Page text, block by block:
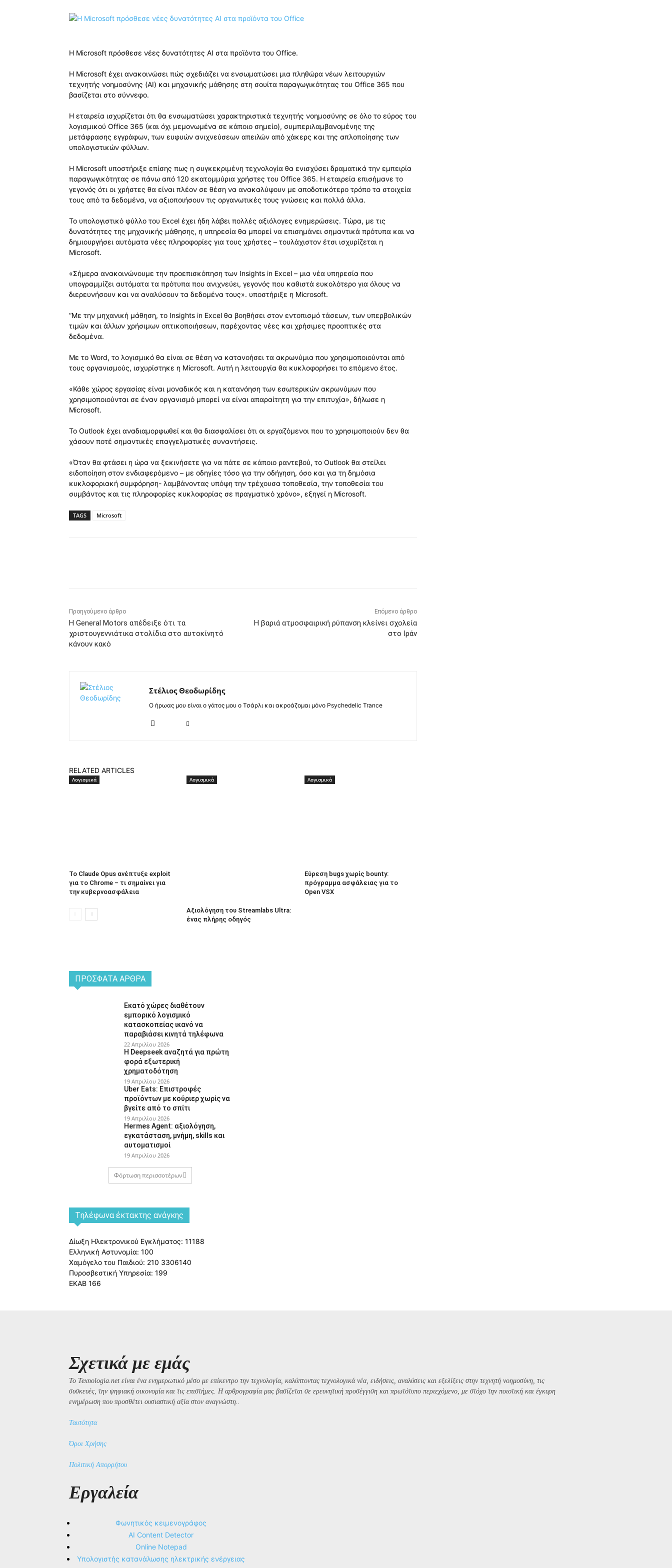
Η Microsoft πρόσθεσε νέες δυνατότητες AI στα προϊόντα του Office.
Η Microsoft έχει ανακοινώσει πώς σχεδιάζει να ενσωματώσει μια πληθώρα νέων λειτουργιών
τεχνητής νοημοσύνης (AI) και μηχανικής μάθησης στη σουίτα παραγωγικότητας του Office 365 που
βασίζεται στο σύννεφο.
Η εταιρεία ισχυρίζεται ότι θα ενσωματώσει χαρακτηριστικά τεχνητής νοημοσύνης σε όλο το εύρος του
λογισμικού Office 365 (και όχι μεμονωμένα σε κάποιο σημείο), συμπεριλαμβανομένης της
μετάφρασης εγγράφων, των ευφυών ανιχνεύσεων απειλών από χάκερς και της απλοποίησης των
υπολογιστικών φύλλων.
Η Microsoft υποστήριξε επίσης πως η συγκεκριμένη τεχνολογία θα ενισχύσει δραματικά την εμπειρία
παραγωγικότητας σε πάνω από 120 εκατομμύρια χρήστες του Office 365. Η εταιρεία επισήμανε το
γεγονός ότι οι χρήστες θα είναι πλέον σε θέση να ανακαλύψουν με αποδοτικότερο τρόπο τα στοιχεία
τους από τα δεδομένα, να αξιοποιήσουν τις οργανωτικές τους γνώσεις και πολλά άλλα.
Το υπολογιστικό φύλλο του Excel έχει ήδη λάβει πολλές αξιόλογες ενημερώσεις. Τώρα, με τις
δυνατότητες της μηχανικής μάθησης, η υπηρεσία θα μπορεί να επισημάνει σημαντικά πρότυπα και να
δημιουργήσει αυτόματα νέες πληροφορίες για τους χρήστες – τουλάχιστον έτσι ισχυρίζεται η
Microsoft.
«Σήμερα ανακοινώνουμε την προεπισκόπηση των Insights in Excel – μια νέα υπηρεσία που
υπογραμμίζει αυτόματα τα πρότυπα που ανιχνεύει, γεγονός που καθιστά ευκολότερο για όλους να
διερευνήσουν και να αναλύσουν τα δεδομένα τους». υποστήριξε η Microsoft.
“Με την μηχανική μάθηση, το Insights in Excel θα βοηθήσει στον εντοπισμό τάσεων, των υπερβολικών
τιμών και άλλων χρήσιμων οπτικοποιήσεων, παρέχοντας νέες και χρήσιμες προοπτικές στα
δεδομένα.
Με το Word, το λογισμικό θα είναι σε θέση να κατανοήσει τα ακρωνύμια που χρησιμοποιούνται από
τους οργανισμούς, ισχυρίστηκε η Microsoft. Αυτή η λειτουργία θα κυκλοφορήσει το επόμενο έτος.
«Κάθε χώρος εργασίας είναι μοναδικός και η κατανόηση των εσωτερικών ακρωνύμων που
χρησιμοποιούνται σε έναν οργανισμό μπορεί να είναι απαραίτητη για την επιτυχία», δήλωσε η
Microsoft.
Το Outlook έχει αναδιαμορφωθεί και θα διασφαλίσει ότι οι εργαζόμενοι που το χρησιμοποιούν δεν θα
χάσουν ποτέ σημαντικές επαγγελματικές συναντήσεις.
«Όταν θα φτάσει η ώρα να ξεκινήσετε για να πάτε σε κάποιο ραντεβού, το Outlook θα στείλει
ειδοποίηση στον ενδιαφερόμενο – με οδηγίες τόσο για την οδήγηση, όσο και για τη δημόσια
κυκλοφοριακή συμφόρηση- λαμβάνοντας υπόψη την τρέχουσα τοποθεσία, την τοποθεσία του
συμβάντος και τις πληροφορίες κυκλοφορίας σε πραγματικό χρόνο», εξηγεί η Microsoft.
TAGS Microsoft
Προηγούμενο άρθρο
Η General Motors απέδειξε ότι τα
χριστουγεννιάτικα στολίδια στο αυτοκίνητό
κάνουν κακό
Επόμενο άρθρο
Η βαριά ατμοσφαιρική ρύπανση κλείνει σχολεία
στο Ιράν
Στέλιος Θεοδωρίδης
Ο ήρωας μου είναι ο γάτος μου ο Τσάρλι και ακροάζομαι μόνο Psychedelic Trance
RELATED ARTICLES
Λογισμικά
Το Claude Opus ανέπτυξε exploit
για το Chrome – τι σημαίνει για
την κυβερνοασφάλεια
Λογισμικά
Αξιολόγηση του Streamlabs Ultra:
ένας πλήρης οδηγός
Λογισμικά
Εύρεση bugs χωρίς bounty:
πρόγραμμα ασφάλειας για το
Open VSX
ΠΡΌΣΦΑΤΑ ΆΡΘΡΑ
Εκατό χώρες διαθέτουν
εμπορικό λογισμικό
κατασκοπείας ικανό να
παραβιάσει κινητά τηλέφωνα
22 Απριλίου 2026
Η Deepseek αναζητά για πρώτη
φορά εξωτερική
χρηματοδότηση
19 Απριλίου 2026
Uber Eats: Επιστροφές
προϊόντων με κούριερ χωρίς να
βγείτε από το σπίτι
19 Απριλίου 2026
Hermes Agent: αξιολόγηση,
εγκατάσταση, μνήμη, skills και
αυτοματισμοί
19 Απριλίου 2026
Φόρτωση περισσοτέρων
Tηλέφωνα έκτακτης ανάγκης
Δίωξη Ηλεκτρονικού Εγκλήματος: 11188
Ελληνική Αστυνομία: 100
Χαμόγελο του Παιδιού: 210 3306140
Πυροσβεστική Υπηρεσία: 199
ΕΚΑΒ 166
Σχετικά με εμάς
Το Texnologia.net είναι ένα ενημερωτικό μέσο με επίκεντρο την τεχνολογία, καλύπτοντας τεχνολογικά νέα, ειδήσεις, αναλύσεις και εξελίξεις στην τεχνητή νοημοσύνη, τις
συσκευές, την ψηφιακή οικονομία και τις επιστήμες. Η αρθρογραφία μας βασίζεται σε ερευνητική προσέγγιση και πρωτότυπο περιεχόμενο, με στόχο την ποιοτική και έγκυρη
ενημέρωση που προσθέτει ουσιαστική αξία στον αναγνώστη..
Ταυτότητα
Όροι Χρήσης
Πολιτική Απορρήτου
Εργαλεία
Φωνητικός κειμενογράφος
AI Content Detector
Online Notepad
Υπολογιστής κατανάλωσης ηλεκτρικής ενέργειας